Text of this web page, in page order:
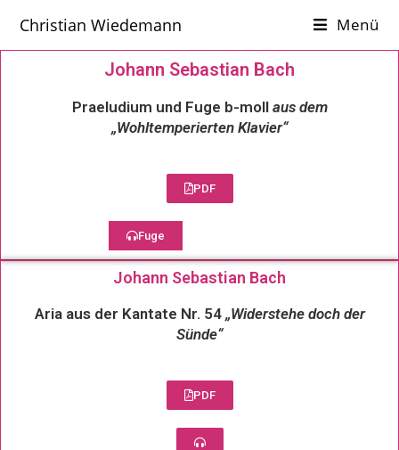
Christian Wiedemann Menü
Johann Sebastian Bach
Praeludium und Fuge b-moll aus dem
„Wohltemperierten Klavier“
PDF
Fuge
Johann Sebastian Bach
Aria aus der Kantate Nr. 54„Widerstehe doch der
Sünde“
PDF